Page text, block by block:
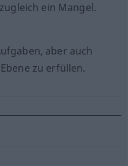
ein Mangel.
aber auch
zu erfüllen.